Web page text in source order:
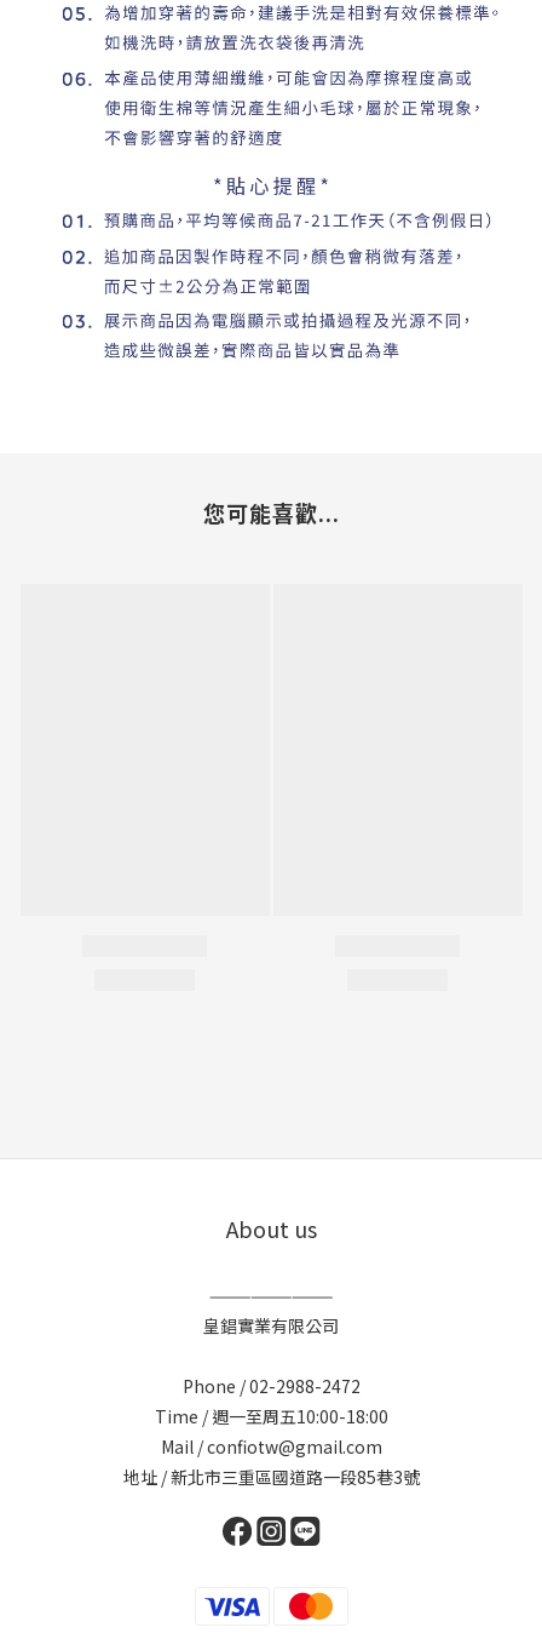
您可能喜歡...
About us
—————————
皇錩實業有限公司
Phone / 02-2988-2472
Time / 週一至周五10:00-18:00
Mail / confiotw@gmail.com
地址 / 新北市三重區國道路一段85巷3號